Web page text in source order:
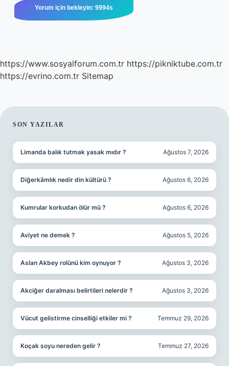
https://www.sosyalforum.com.tr https://pikniktube.com.tr
https://evrino.com.tr Sitemap
SIDEBAR
SON YAZILAR
Limanda balık tutmak yasak mıdır ? Ağustos 7, 2026
Diğerkâmlık nedir din kültürü ? Ağustos 6, 2026
Kumrular korkudan ölür mü ? Ağustos 6, 2026
Aviyet ne demek ? Ağustos 5, 2026
Aslan Akbey rolünü kim oynuyor ? Ağustos 3, 2026
Akciğer daralması belirtileri nelerdir ? Ağustos 3, 2026
Vücut gelistirme cinselliği etkiler mi ? Temmuz 29, 2026
Koçak soyu nereden gelir ? Temmuz 27, 2026